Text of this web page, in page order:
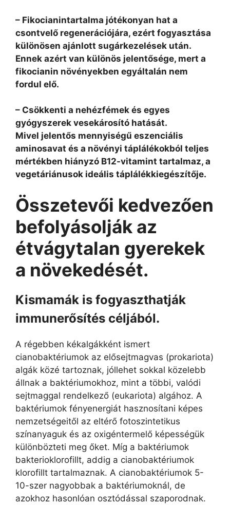
– Fikocianintartalma jótékonyan hat a
csontvelő regenerációjára, ezért fogyasztása
különösen ajánlott sugárkezelések után.
Ennek azért van különös jelentősége, mert a
fikocianin növényekben egyáltalán nem
fordul elő.
– Csökkenti a nehézfémek és egyes
gyógyszerek vesekárosító hatását.
Mivel jelentős mennyiségű eszenciális
aminosavat és a növényi táplálékokból teljes
mértékben hiányzó B12-vitamint tartalmaz, a
vegetáriánusok ideális táplálékkiegészítője.
Összetevői kedvezően
befolyásolják az
étvágytalan gyerekek
a növekedését.
Kismamák is fogyaszthatják
immunerősítés céljából.
A régebben kékalgákként ismert
cianobaktériumok az elősejtmagvas (prokariota)
algák közé tartoznak, jóllehet sokkal közelebb
állnak a baktériumokhoz, mint a többi, valódi
sejtmaggal rendelkező (eukariota) algához. A
baktériumok fényenergiát hasznosítani képes
nemzetségeitől az eltérő fotoszintetikus
színanyaguk és az oxigéntermelő képességük
különbözteti meg őket. Míg a baktériumok
bakterioklorofillt, addig a cianobaktériumok
klorofillt tartalmaznak. A cianobaktériumok 5-
10-szer nagyobbak a baktériumoknál, de
azokhoz hasonlóan osztódással szaporodnak.